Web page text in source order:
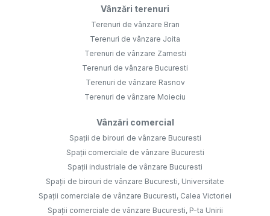
Vânzări terenuri
Terenuri de vânzare Bran
Terenuri de vânzare Joita
Terenuri de vânzare Zarnesti
Terenuri de vânzare Bucuresti
Terenuri de vânzare Rasnov
Terenuri de vânzare Moieciu
Vânzări comercial
Spații de birouri de vânzare Bucuresti
Spații comerciale de vânzare Bucuresti
Spații industriale de vânzare Bucuresti
Spații de birouri de vânzare Bucuresti, Universitate
Spații comerciale de vânzare Bucuresti, Calea Victoriei
Spații comerciale de vânzare Bucuresti, P-ta Unirii